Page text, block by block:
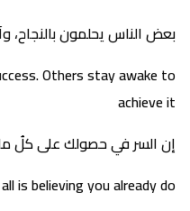
بعض الناس يحلمون
Others stay awake to
achieve it
إن السر في حصولك على كلُ
is believing you already do